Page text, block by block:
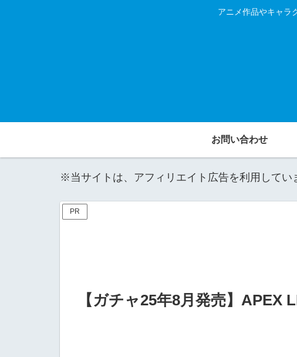
アニメ作品やキャラ
お問い合わせ
※当サイトは、アフィリエイト広告を利用してい
PR
【ガチャ25年8月発売】APEX